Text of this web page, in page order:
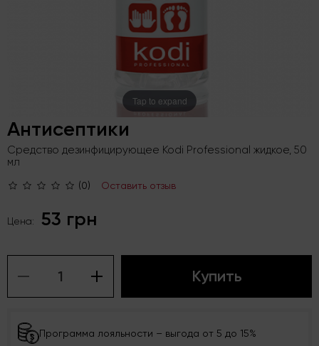
Tap to expand
Антисептики
Средство дезинфицирующее Kodi Professional жидкое, 50
мл
(0) Оставить отзыв
Цена: 53 грн
Купить
Программа лояльности – выгода от 5 до 15%